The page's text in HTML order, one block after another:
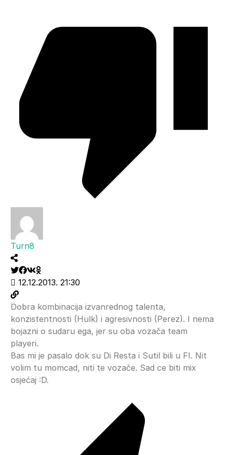
Turn8
12.12.2013. 21:30
Dobra kombinacija izvanrednog talenta,
konzistentnosti (Hulk) i agresivnosti (Perez). I nema
bojazni o sudaru ega, jer su oba vozača team
playeri.
Bas mi je pasalo dok su Di Resta i Sutil bili u FI. Nit
volim tu momcad, niti te vozače. Sad ce biti mix
osjećaj :D.